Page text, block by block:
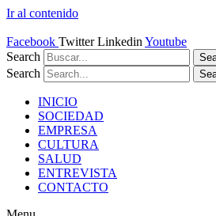
Ir al contenido
Facebook Twitter Linkedin Youtube
Search
Search
INICIO
SOCIEDAD
EMPRESA
CULTURA
SALUD
ENTREVISTA
CONTACTO